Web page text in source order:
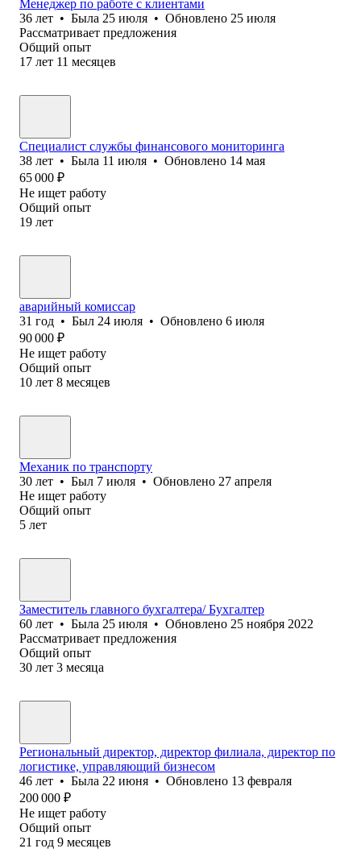
Менеджер по работе с клиентами
36 лет • Была 25 июля • Обновлено 25 июля
Рассматривает предложения
Общий опыт
17 лет 11 месяцев
Специалист службы финансового мониторинга
38 лет • Была 11 июля • Обновлено 14 мая
65 000 ₽
Не ищет работу
Общий опыт
19 лет
аварийный комиссар
31 год • Был 24 июля • Обновлено 6 июля
90 000 ₽
Не ищет работу
Общий опыт
10 лет 8 месяцев
Механик по транспорту
30 лет • Был 7 июля • Обновлено 27 апреля
Не ищет работу
Общий опыт
5 лет
Заместитель главного бухгалтера/ Бухгалтер
60 лет • Была 25 июля • Обновлено 25 ноября 2022
Рассматривает предложения
Общий опыт
30 лет 3 месяца
Региональный директор, директор филиала, директор по
логистике, управляющий бизнесом
46 лет • Была 22 июня • Обновлено 13 февраля
200 000 ₽
Не ищет работу
Общий опыт
21 год 9 месяцев